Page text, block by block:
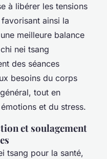
à libérer les tensions
ainsi la
meilleure balance
nei tsang
des séances
besoins du corps
tout en
et du stress.
et soulagement
tsang pour la santé,